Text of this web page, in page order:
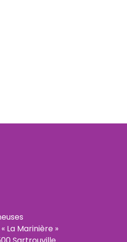
La Marinière »